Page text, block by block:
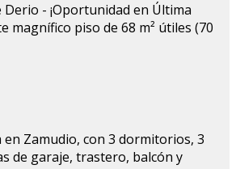
Derio - ¡Oportunidad en Última
magnífico piso de 68 m² útiles (70